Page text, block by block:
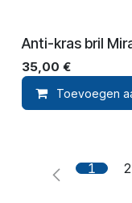
Anti-kras bril
35,00 €
Toevoegen
1 2